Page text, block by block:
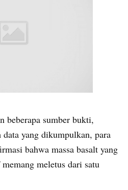
beberapa sumber bukti,
yang dikumpulkan, para
bahwa massa basalt yang
meletus dari satu